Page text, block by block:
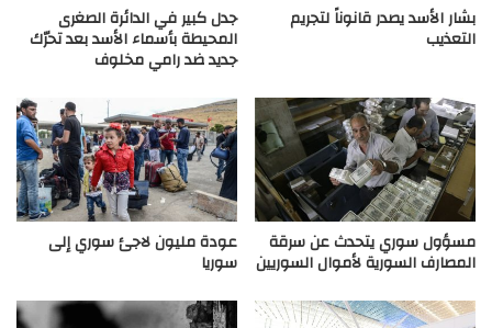
بشار الأسد يصدر قانوناً لتجريم
التعذيب
جدل كبير في الدائرة الصغرى
المحيطة بأسماء الأسد بعد تحرّك
جديد ضد رامي مخلوف
مسؤول سوري يتحدث عن سرقة
المصارف السورية لأموال السوريين
عودة مليون لاجئ سوري إلى
سوريا